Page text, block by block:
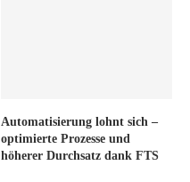
Automatisierung lohnt sich –
optimierte Prozesse und
höherer Durchsatz dank FTS